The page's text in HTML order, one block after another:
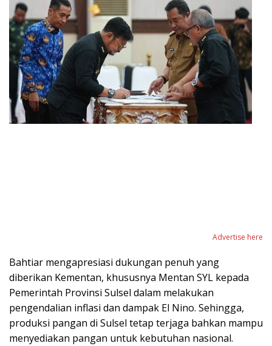
Advertise here
Bahtiar mengapresiasi dukungan penuh yang
diberikan Kementan, khususnya Mentan SYL kepada
Pemerintah Provinsi Sulsel dalam melakukan
pengendalian inflasi dan dampak El Nino. Sehingga,
produksi pangan di Sulsel tetap terjaga bahkan mampu
menyediakan pangan untuk kebutuhan nasional.